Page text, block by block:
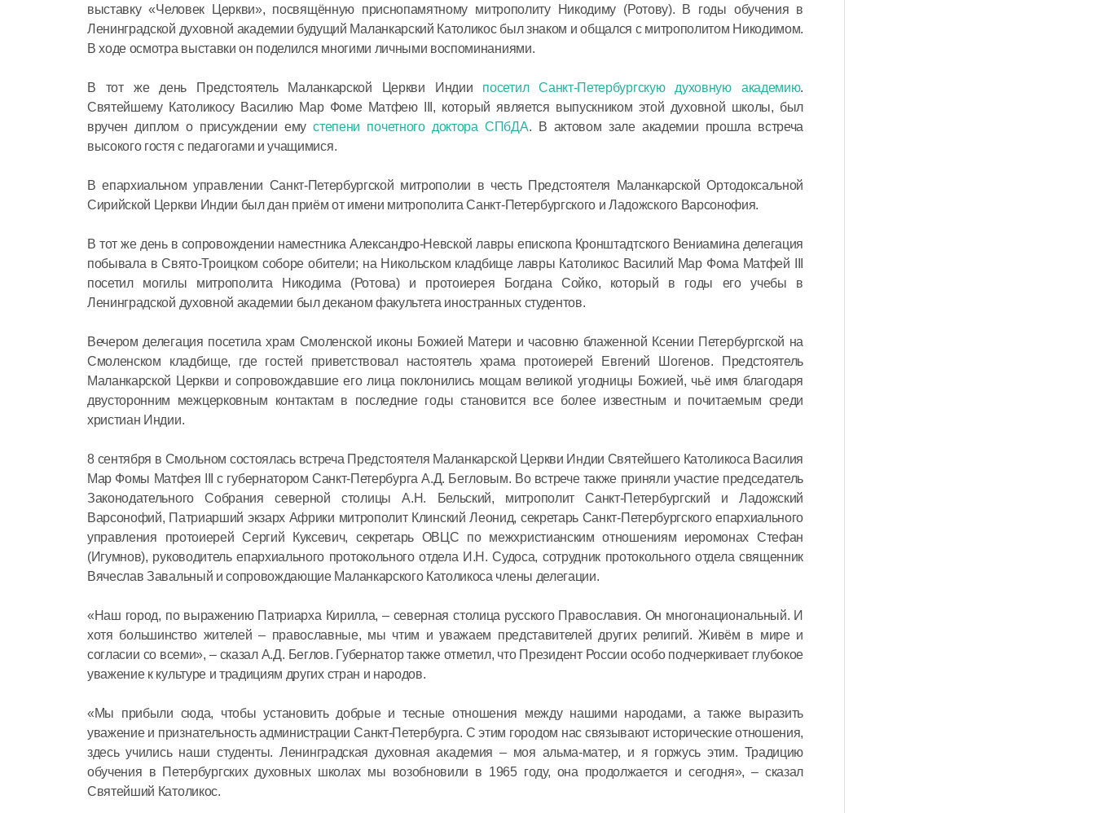
выставку «Человек Церкви», посвящённую приснопамятному митрополиту Никодиму (Ротову). В годы обучения в
Ленинградской духовной академии будущий Маланкарский Католикос был знаком и общался с митрополитом Никодимом.
В ходе осмотра выставки он поделился многими личными воспоминаниями.
В тот же день Предстоятель Маланкарской Церкви Индии посетил Санкт-Петербургскую духовную академию.
Святейшему Католикосу Василию Мар Фоме Матфею III, который является выпускником этой духовной школы, был
вручен диплом о присуждении емустепени почетного доктора СПбДА. В актовом зале академии прошла встреча
высокого гостя с педагогами и учащимися.
В епархиальном управлении Санкт-Петербургской митрополии в честь Предстоятеля Маланкарской Ортодоксальной
Сирийской Церкви Индии был дан приём от имени митрополита Санкт-Петербургского и Ладожского Варсонофия.
В тот же день в сопровождении наместника Александро-Невской лавры епископа Кронштадтского Вениамина делегация
побывала в Свято-Троицком соборе обители; на Никольском кладбище лавры Католикос Василий Мар Фома Матфей III
посетил могилы митрополита Никодима (Ротова) и протоиерея Богдана Сойко, который в годы его учебы в
Ленинградской духовной академии был деканом факультета иностранных студентов.
Вечером делегация посетила храм Смоленской иконы Божией Матери и часовню блаженной Ксении Петербургской на
Смоленском кладбище, где гостей приветствовал настоятель храма протоиерей Евгений Шогенов. Предстоятель
Маланкарской Церкви и сопровождавшие его лица поклонились мощам великой угодницы Божией, чьё имя благодаря
двусторонним межцерковным контактам в последние годы становится все более известным и почитаемым среди
христиан Индии.
8 сентября в Смольном состоялась встреча Предстоятеля Маланкарской Церкви Индии Святейшего Католикоса Василия
Мар Фомы Матфея III с губернатором Санкт-Петербурга А.Д. Бегловым. Во встрече также приняли участие председатель
Законодательного Собрания северной столицы А.Н. Бельский, митрополит Санкт‑Петербургский и Ладожский
Варсонофий, Патриарший экзарх Африки митрополит Клинский Леонид, секретарь Санкт-Петербургского епархиального
управления протоиерей Сергий Куксевич, секретарь ОВЦС по межхристианским отношениям иеромонах Стефан
(Игумнов), руководитель епархиального протокольного отдела И.Н. Судоса, сотрудник протокольного отдела священник
Вячеслав Завальный и сопровождающие Маланкарского Католикоса члены делегации.
«Наш город, по выражению Патриарха Кирилла, – северная столица русского Православия. Он многонациональный. И
хотя большинство жителей – православные, мы чтим и уважаем представителей других религий. Живём в мире и
согласии со всеми», – сказал А.Д. Беглов. Губернатор также отметил, что Президент России особо подчеркивает глубокое
уважение к культуре и традициям других стран и народов.
«Мы прибыли сюда, чтобы установить добрые и тесные отношения между нашими народами, а также выразить
уважение и признательность администрации Санкт‑Петербурга. С этим городом нас связывают исторические отношения,
здесь учились наши студенты. Ленинградская духовная академия – моя альма-матер, и я горжусь этим. Традицию
обучения в Петербургских духовных школах мы возобновили в 1965 году, она продолжается и сегодня», – сказал
Святейший Католикос.